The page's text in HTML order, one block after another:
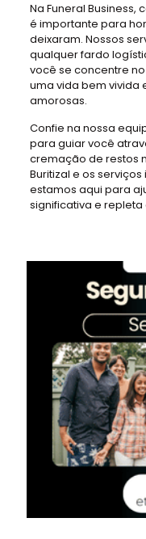
Na Funeral
é importante para
deixaram. Nossos
qualquer fardo
você se concentre
uma vida bem vivida
amorosas.
Confie na nossa
para guiar você
cremação de restos
Buritizal e os serviços
estamos aqui para
significativa e repleta